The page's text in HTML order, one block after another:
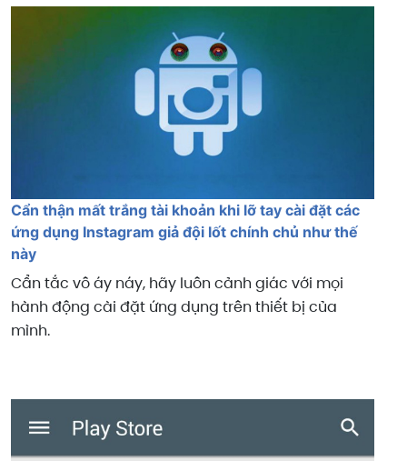
Cẩn thận mất trắng tài khoản khi lỡ tay cài đặt các
ứng dụng Instagram giả đội lốt chính chủ như thế
này
Cẩn tắc vô áy náy, hãy luôn cảnh giác với mọi
hành động cài đặt ứng dụng trên thiết bị của
mình.